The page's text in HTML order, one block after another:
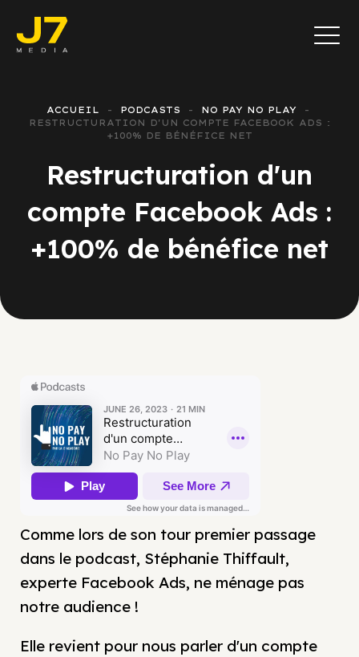
ACCUEIL PODCASTS
NO PAY NO PLAY
RESTRUCTURATION D'UN COMPTE FACEBOOK ADS :
+100% DE BÉNÉFICE NET
Restructuration d'un
compte Facebook Ads :
+100% de bénéfice net
Comme lors de son tour premier passage
dans le podcast, Stéphanie Thiffault,
experte Facebook Ads, ne ménage pas
notre audience !
Elle revient pour nous parler d'un compte